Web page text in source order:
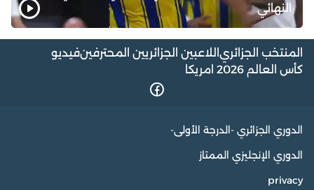
النهائي
المنتخب الجزائري اللاعبين الجزائريين المحترفينفيديو
كأس العالم 2026 امريكا
الدوري الجزائري -الدرجة الأولى-
الدوري الإنجليزي الممتاز
privacy